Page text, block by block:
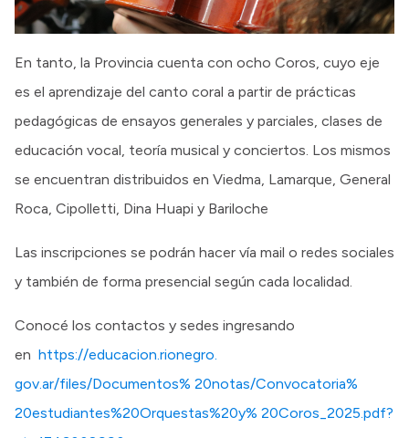
En tanto, la Provincia cuenta con ocho Coros, cuyo eje
es el aprendizaje del canto coral a partir de prácticas
pedagógicas de ensayos generales y parciales, clases de
educación vocal, teoría musical y conciertos. Los mismos
se encuentran distribuidos en Viedma, Lamarque, General
Roca, Cipolletti, Dina Huapi y Bariloche
Las inscripciones se podrán hacer vía mail o redes sociales
y también de forma presencial según cada localidad.
Conocé los contactos y sedes ingresando
en https://educacion.rionegro.
gov.ar/files/Documentos% 20notas/Convocatoria%
20estudiantes%20Orquestas%20y% 20Coros_2025.pdf?